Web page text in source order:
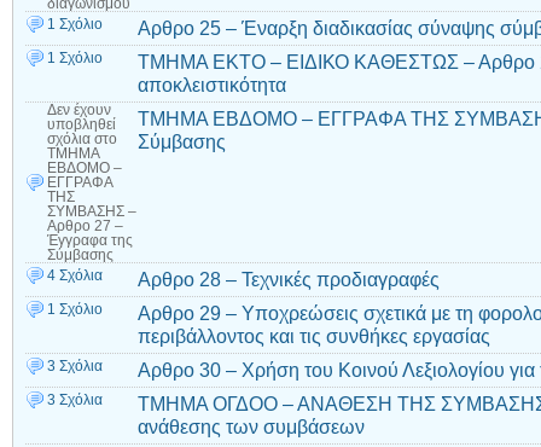
διαγωνισμού
1 Σχόλιο
Αρθρο 25 – Έναρξη διαδικασίας σύναψης
1 Σχόλιο
ΤΜΗΜΑ ΕΚΤΟ – ΕΙΔΙΚΟ ΚΑΘΕΣΤΩΣ – Αρθρο 26
αποκλειστικότητα
Δεν έχουν
υποβληθεί
σχόλια στο
ΤΜΗΜΑ
ΕΒΔΟΜΟ –
ΕΓΓΡΑΦΑ
ΤΗΣ
ΣΥΜΒΑΣΗΣ –
Αρθρο 27 –
Έγγραφα της
Σύμβασης
ΤΜΗΜΑ ΕΒΔΟΜΟ – ΕΓΓΡΑΦΑ ΤΗΣ ΣΥΜΒΑΣΗΣ
Σύμβασης
4 Σχόλια Αρθρο 28 – Τεχνικές προδιαγραφές
1 Σχόλιο
Αρθρο 29 – Υποχρεώσεις σχετικά με τη
περιβάλλοντος και τις συνθήκες εργασίας
3 Σχόλια Αρθρο 30 – Χρήση του Κοινού Λεξιολογίου για
3 Σχόλια
ΤΜΗΜΑ ΟΓΔΟΟ – ΑΝΑΘΕΣΗ ΤΗΣ ΣΥΜΒΑΣΗΣ –
ανάθεσης των συμβάσεων